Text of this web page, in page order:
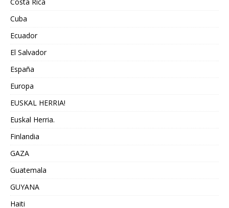
Cuba
Ecuador
El Salvador
España
Europa
EUSKAL HERRIA!
Euskal Herria.
Finlandia
GAZA
Guatemala
GUYANA
Haiti